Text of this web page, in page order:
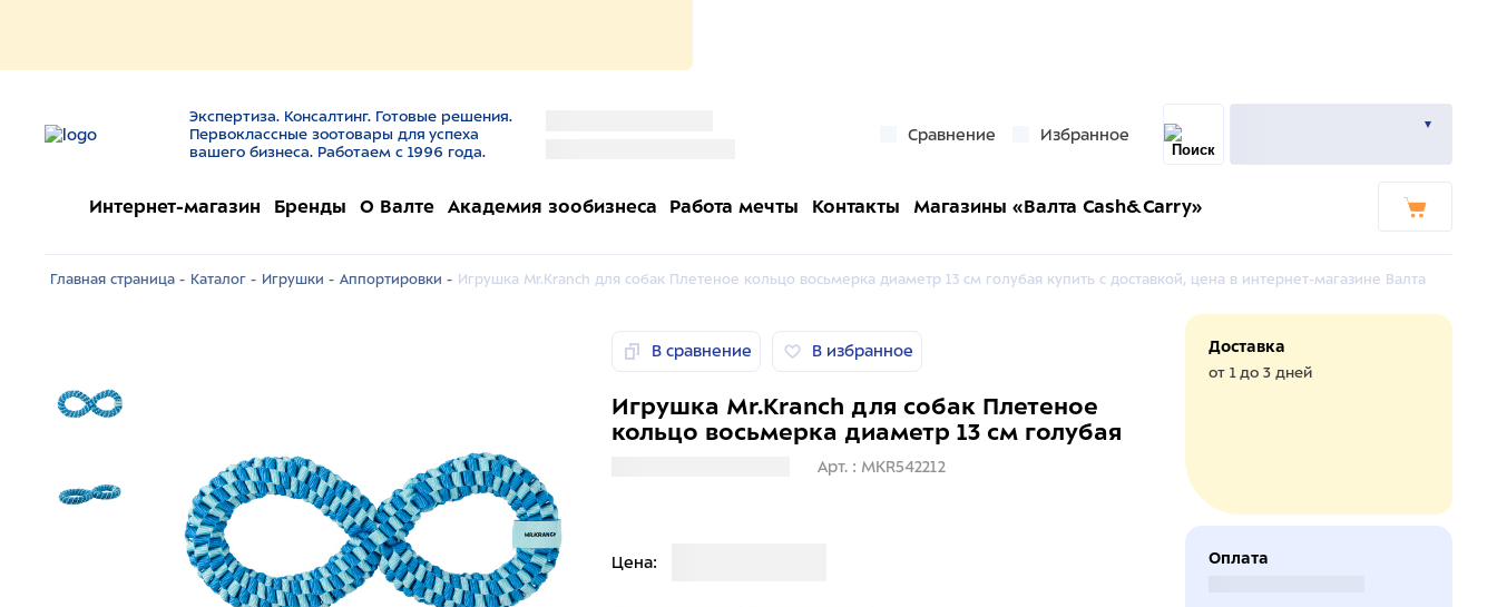
Экспертиза. Консалтинг. Готовые решения.
Первоклассные зоотовары для успеха
вашего бизнеса. Работаем с 1996 года.
Сравнение Избранное
Интернет-магазин Бренды О Валте Академия зообизнеса Работа мечты Контакты Магазины «Валта Cash&Carry»
Главная страница - Каталог - Игрушки - Аппортировки - Игрушка Mr.Kranch для собак Плетеное кольцо восьмерка диаметр 13 см голубая купить с доставкой, цена в интернет-магазине Валта
В сравнение В избранное
Игрушка Mr.Kranch для собак Плетеное
кольцо восьмерка диаметр 13 см голубая
Арт. : MKR542212
Цена:
Доставка
от 1 до 3 дней
Оплата